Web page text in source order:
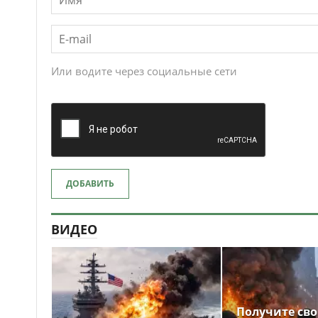
Или водите через социальные сети
ДОБАВИТЬ
ВИДЕО
Получите